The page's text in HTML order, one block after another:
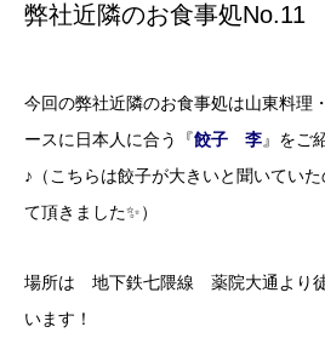
弊社近隣のお食事処
今回の弊社近隣のお食事処は山東料理
ースに日本人に合う『餃子 李』をご
♪（こちらは餃子が大きいと聞いてい
て頂きました✨）
場所は 地下鉄七隈線 薬院大通より
います！